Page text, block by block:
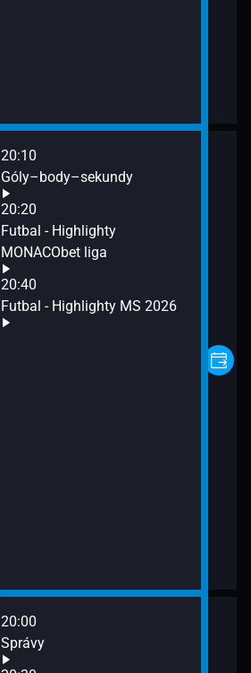
20:10
Góly–body–sekundy
20:20
Futbal - Highlighty
MONACObet liga
20:40
Futbal - Highlighty MS 2026
20:00
Správy